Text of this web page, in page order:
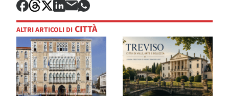
ALTRI ARTICOLI DI CITTÀ